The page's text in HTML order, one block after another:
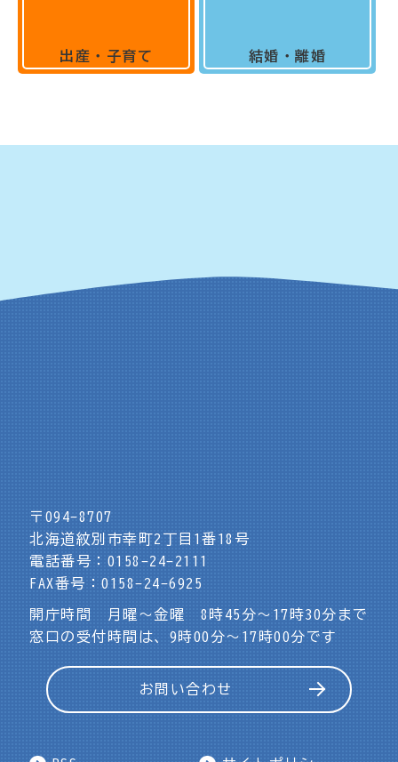
出産・子育て 結婚・離婚
〒094-8707
北海道紋別市幸町2丁目1番18号
電話番号：0158-24-2111
FAX番号：0158-24-6925
開庁時間 月曜～金曜 8時45分～17時30分まで
窓口の受付時間は、9時00分～17時00分です
お問い合わせ